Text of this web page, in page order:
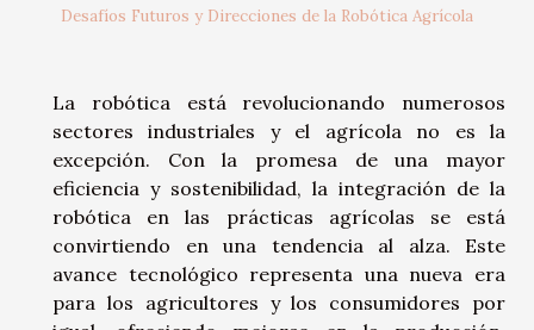
Desafíos Futuros y Direcciones de la Robótica Agrícola
La robótica está revolucionando numerosos
sectores industriales y el agrícola no es la
excepción. Con la promesa de una mayor
eficiencia y sostenibilidad, la integración de la
robótica en las prácticas agrícolas se está
convirtiendo en una tendencia al alza. Este
avance tecnológico representa una nueva era
para los agricultores y los consumidores por